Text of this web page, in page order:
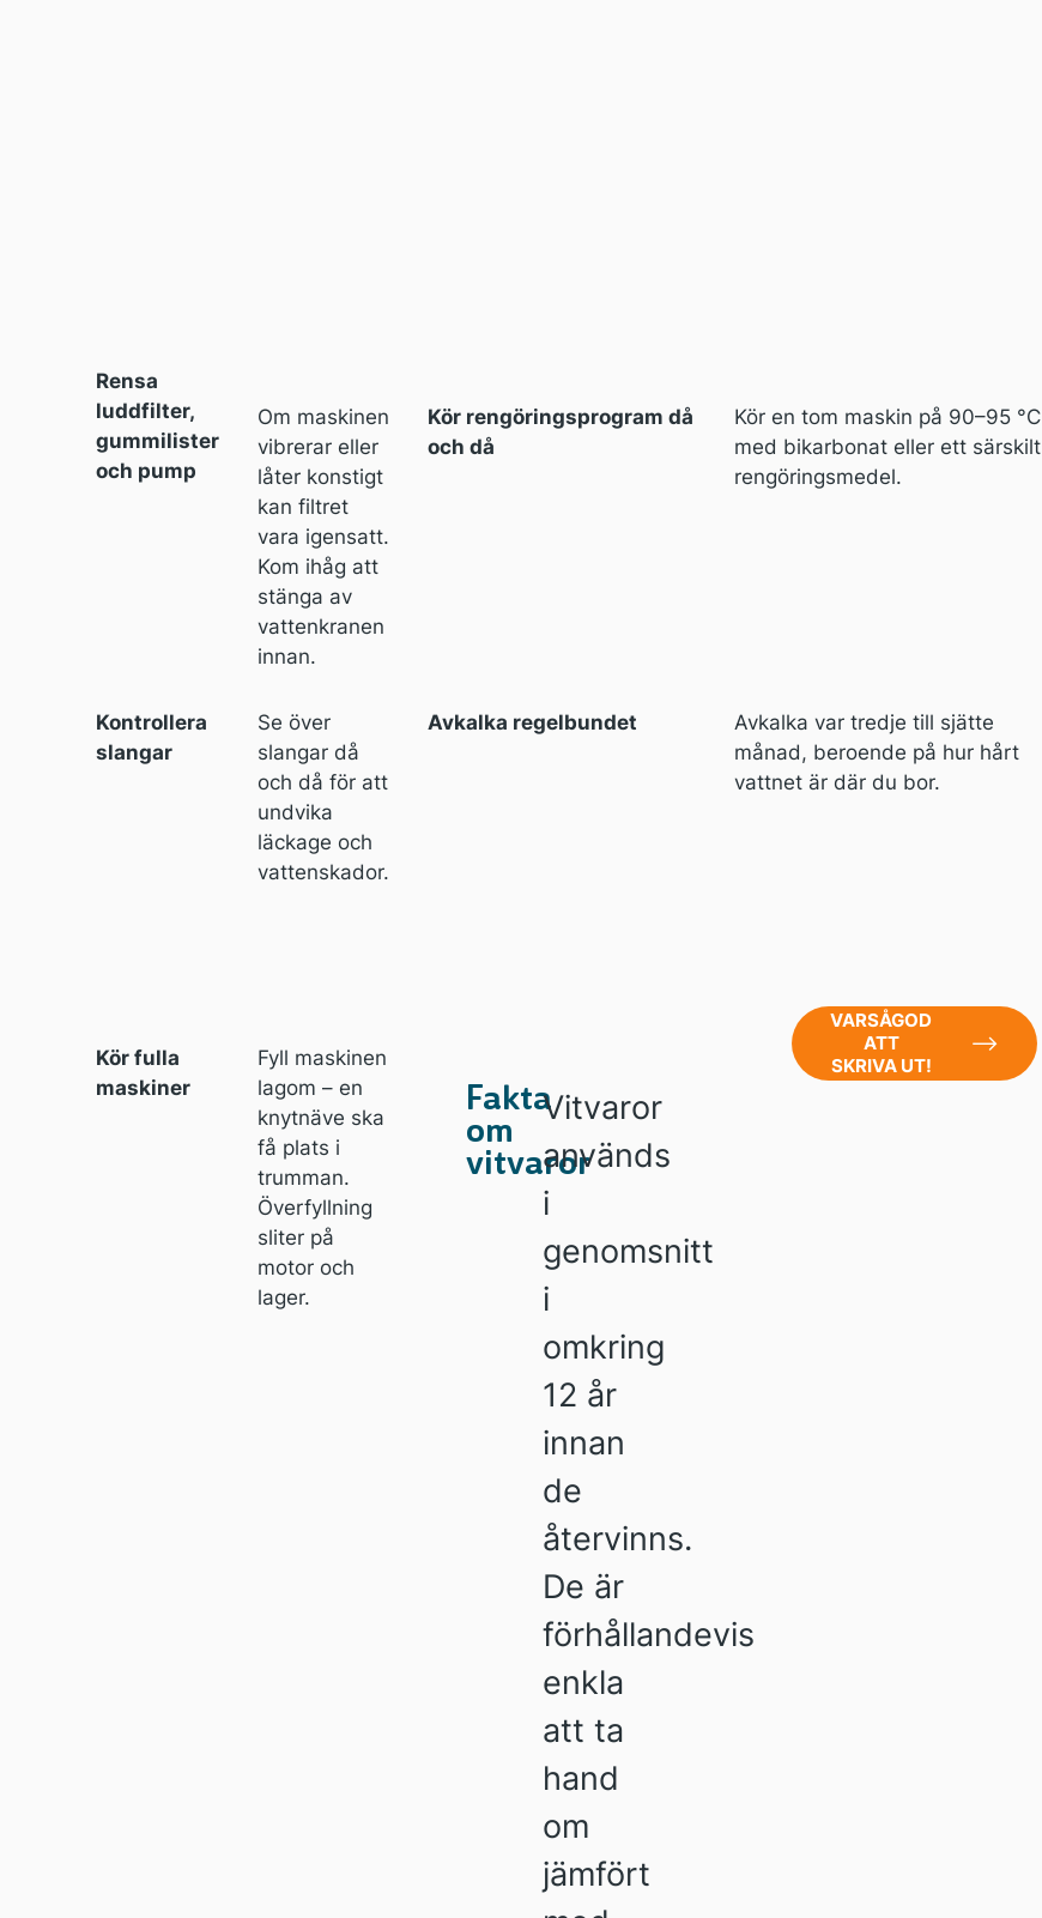
Rensa
luddfilter,
gummilister
och pump
Om maskinen
vibrerar eller
låter konstigt
kan filtret
vara igensatt.
Kom ihåg att
stänga av
vattenkranen
innan.
Kör rengöringsprogram då
och då
Kör en tom maskin på 90–95 °C
med bikarbonat eller ett särskilt
rengöringsmedel.
Kontrollera
slangar
Se över
slangar då
och då för att
undvika
läckage och
vattenskador.
Avkalka regelbundet
Avkalka var tredje till sjätte
månad, beroende på hur hårt
vattnet är där du bor.
Kör fulla
maskiner
Fyll maskinen
lagom – en
knytnäve ska
få plats i
trumman.
Överfyllning
sliter på
motor och
lager.
Fakta
om
vitvaror
Vitvaror
används
i
genomsnitt
i
omkring
12 år
innan
de
återvinns.
De är
förhållandevis
enkla
att ta
hand
om
jämfört
VARSÅGOD
ATT
SKRIVA UT!